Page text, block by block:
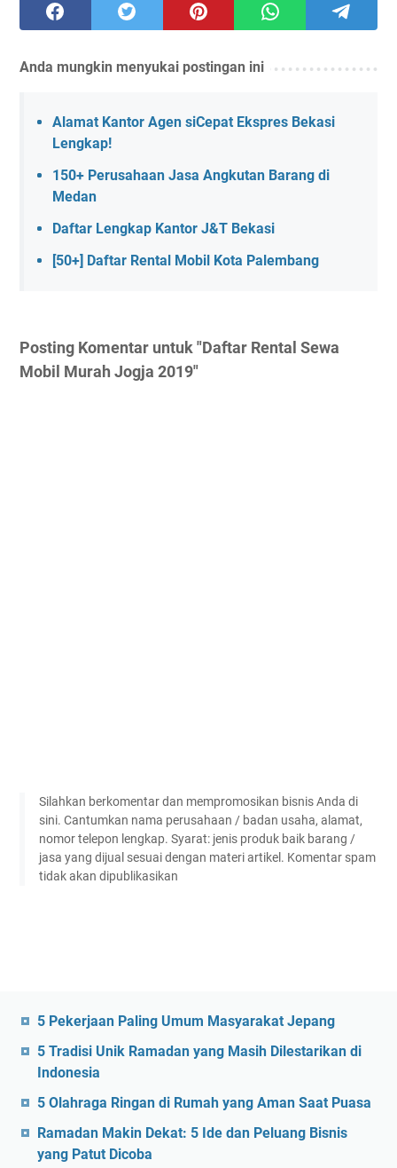
Anda mungkin menyukai postingan ini
Alamat Kantor Agen siCepat Ekspres Bekasi
Lengkap!
150+ Perusahaan Jasa Angkutan Barang di
Medan
Daftar Lengkap Kantor J&T Bekasi
[50+] Daftar Rental Mobil Kota Palembang
Posting Komentar untuk "Daftar Rental Sewa
Mobil Murah Jogja 2019"
Silahkan berkomentar dan mempromosikan bisnis Anda di
sini. Cantumkan nama perusahaan / badan usaha, alamat,
nomor telepon lengkap. Syarat: jenis produk baik barang /
jasa yang dijual sesuai dengan materi artikel. Komentar spam
tidak akan dipublikasikan
5 Pekerjaan Paling Umum Masyarakat Jepang
5 Tradisi Unik Ramadan yang Masih Dilestarikan di
Indonesia
5 Olahraga Ringan di Rumah yang Aman Saat Puasa
Ramadan Makin Dekat: 5 Ide dan Peluang Bisnis
yang Patut Dicoba